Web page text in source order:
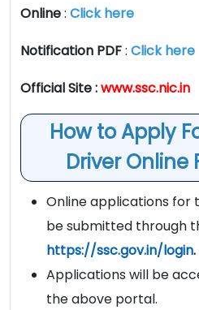
Online: Click here
Notification PDF: Click here
Official Site :www.ssc.nic.in
How to Apply
Driver Online
Online applications for
be submitted through
https://ssc.gov.in/login.
Applications will be
the above portal.